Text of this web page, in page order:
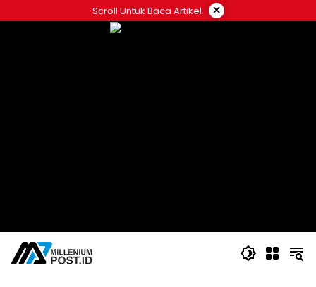
ke
Scroll Untuk Baca Artikel ×